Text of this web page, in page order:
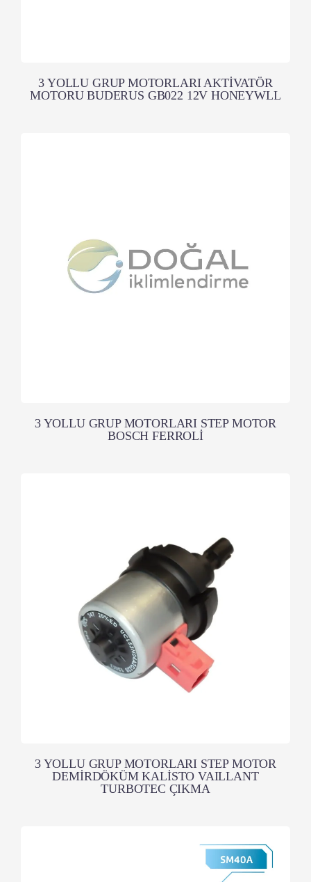
3 YOLLU GRUP MOTORLARI AKTİVATÖR
MOTORU BUDERUS GB022 12V HONEYWLL
3 YOLLU GRUP MOTORLARI STEP MOTOR
BOSCH FERROLİ
3 YOLLU GRUP MOTORLARI STEP MOTOR
DEMİRDÖKÜM KALİSTO VAILLANT
TURBOTEC ÇIKMA